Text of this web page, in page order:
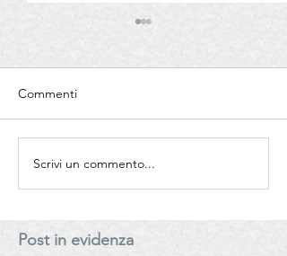
SANTA OLIVA -100% Olio
Extra Vergine di Oliva -
Miceli & Sensat – Azienda
Agricola Biologica
Commenti
Scrivi un commento...
Post in evidenza